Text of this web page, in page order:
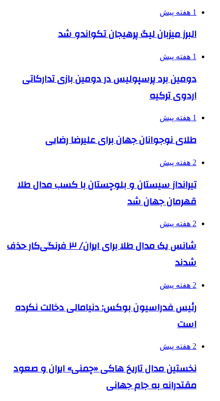
1 هفته پیش
البرز میزبان لیگ پرهیجان تکواندو شد
1 هفته پیش
دومین برد پرسپولیس در دومین بازی تدارکاتی
اردوی ترکیه
1 هفته پیش
طلای نوجوانان جهان برای علیرضا رضایی
2 هفته پیش
تیرانداز سیستان و بلوچستان با کسب مدال طلا
قهرمان جهان شد
2 هفته پیش
شانس یک مدال طلا برای ایران/ ۳ فرنگی‌کار حذف
شدند
2 هفته پیش
رئیس فدراسیون بوکس: دنیامالی دخالت نکرده
است
2 هفته پیش
نخستین مدال تاریخ هاکی «چمنی» ایران و صعود
مقتدرانه به جام جهانی